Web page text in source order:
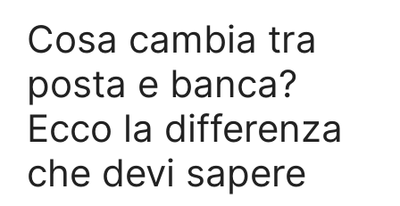
Cosa cambia tra
posta e banca?
Ecco la differenza
che devi sapere